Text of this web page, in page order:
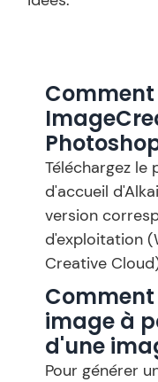
Téléchargez le
d'accueil
version
d'exploitation
Creative
image à
d'une
Pour générer